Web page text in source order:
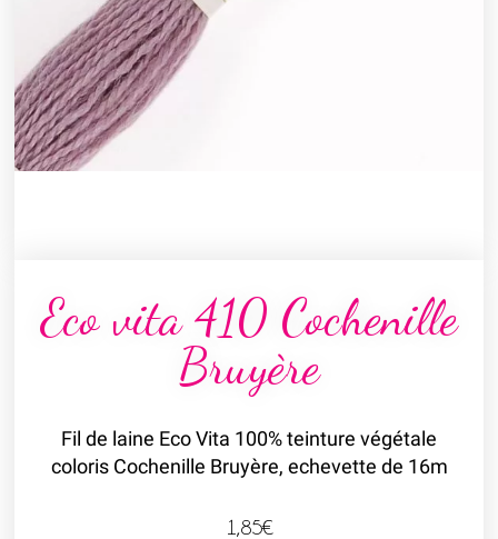
Eco vita 410 Cochenille
Bruyère
Fil de laine Eco Vita 100% teinture végétale
coloris Cochenille Bruyère, echevette de 16m
1,85€